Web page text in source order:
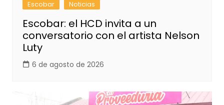
Escobar Noticias
Escobar: el HCD invita a un
conversatorio con el artista Nelson
Luty
6 de agosto de 2026